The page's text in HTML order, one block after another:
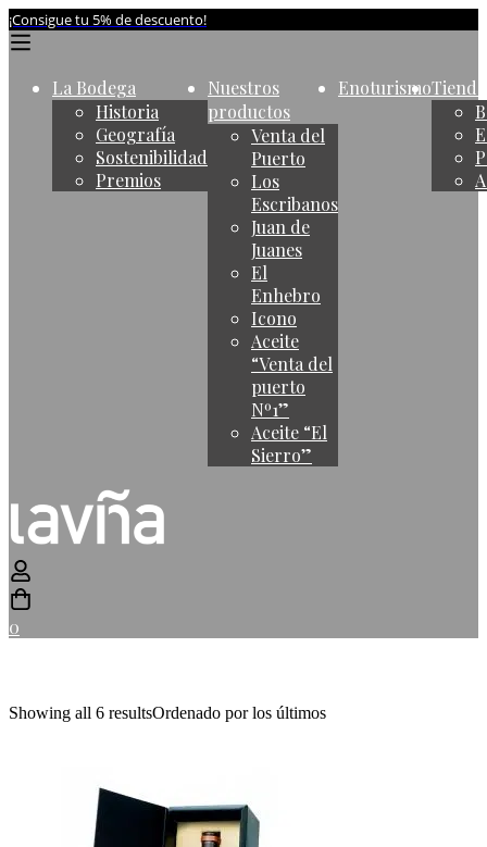
¡Consigue tu 5% de descuento!
La Bodega
Historia
Geografía
Sostenibilidad
Premios
Nuestros
productos
Venta del
Puerto
Los
Escribanos
Juan de
Juanes
El
Enhebro
Icono
Aceite
“Venta del
puerto
Nº1”
Aceite “El
Sierro”
EnoturismoTienda
0
Showing all 6 resultsOrdenado por los últimos